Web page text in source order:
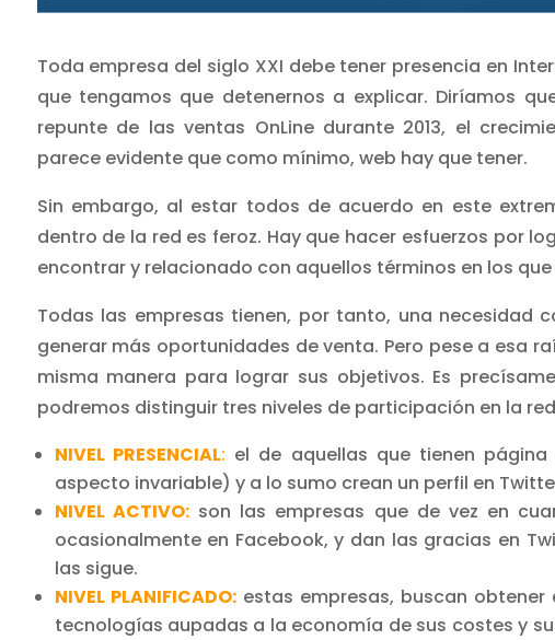
Toda empresa del siglo XXI debe tener presencia en
que tengamos que detenernos a explicar. Diríamos
repunte de las ventas OnLine durante 2013, el
parece evidente que como mínimo, web hay que tener.
Sin embargo, al estar todos de acuerdo en este
dentro de la red es feroz. Hay que hacer esfuerzos por
encontrar y relacionado con aquellos términos en los
Todas las empresas tienen, por tanto, una necesidad
generar más oportunidades de venta. Pero pese a esa
misma manera para lograr sus objetivos. Es
podremos distinguir tres niveles de participación en la
NIVEL PRESENCIAL: el de aquellas que tienen
aspecto invariable) y a lo sumo crean un perfil en
NIVEL ACTIVO:son las empresas que de vez en
ocasionalmente en Facebook, y dan las gracias en
las sigue.
NIVEL PLANIFICADO:estas empresas, buscan obtener
tecnologías aupadas a la economía de sus costes y